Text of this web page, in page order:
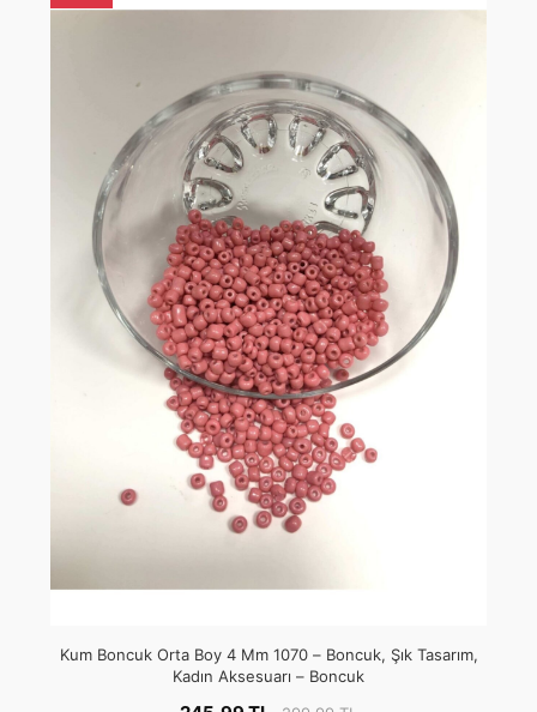
Kum Boncuk Orta Boy 4 Mm 1070 – Boncuk, Şık Tasarım,
Kadın Aksesuarı – Boncuk